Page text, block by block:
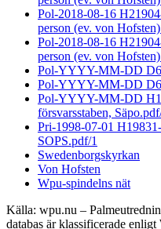
Pol-2018-08-16
person (ev. von
Pol-2018-08-16
person (ev. von
Pol-YYYY-MM-DD
Pol-YYYY-MM-DD
Pol-YYYY-MM-DD
försvarsstaben,
Pri-1998-07-01
SOPS.pdf/1
Swedenborgskyrkan
Von Hofsten
Wpu-spindelns nät
Källa: wpu.nu –
databas är klassificerade